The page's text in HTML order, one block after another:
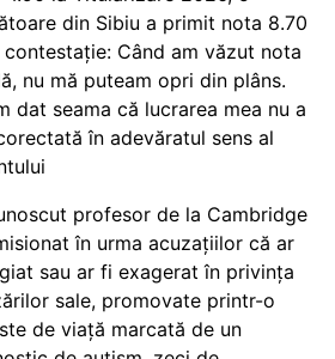
din Sibiu a primit nota 8.70
contestație: Când am văzut nota
nu mă puteam opri din plâns.
dat seama că lucrarea mea nu a
în adevăratul sens al
profesor de la Cambridge
în urma acuzațiilor că ar
sau ar fi exagerat în privința
sale, promovate printr-o
de viață marcată de un